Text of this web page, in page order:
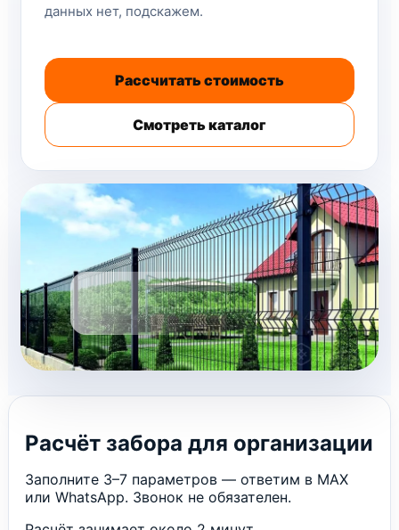
данных нет, подскажем.
Рассчитать стоимость
Смотреть каталог
Расчёт забора для организации
Заполните 3–7 параметров — ответим в MAX
или WhatsApp. Звонок не обязателен.